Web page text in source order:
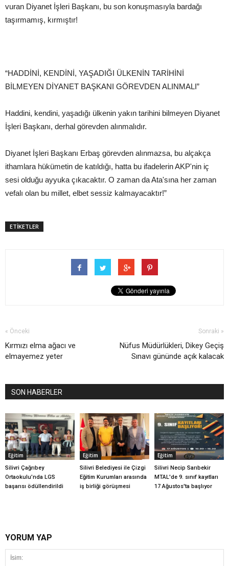
vuran Diyanet İşleri Başkanı, bu son konuşmasıyla bardağı
taşırmamış, kırmıştır!
“HADDİNİ, KENDİNİ, YAŞADIĞI ÜLKENİN TARİHİNİ
BİLMEYEN DİYANET BAŞKANI GÖREVDEN ALINMALI”
Haddini, kendini, yaşadığı ülkenin yakın tarihini bilmeyen Diyanet
İşleri Başkanı, derhal görevden alınmalıdır.
Diyanet İşleri Başkanı Erbaş görevden alınmazsa, bu alçakça
ithamlara hükümetin de katıldığı, hatta bu ifadelerin AKP'nin iç
sesi olduğu ayyuka çıkacaktır. O zaman da Ata'sına her zaman
vefalı olan bu millet, elbet sessiz kalmayacaktır!”
ETİKETLER
« Önceki
Kırmızı elma ağacı ve
elmayemez yeter
Sonraki »
Nüfus Müdürlükleri, Dikey Geçiş
Sınavı gününde açık kalacak
SON HABERLER
Eğitim
Silivri Çağrıbey
Ortaokulu’nda LGS
başarısı ödüllendirildi
Eğitim
Silivri Belediyesi ile Çizgi
Eğitim Kurumları arasında
iş birliği görüşmesi
Eğitim
Silivri Necip Sarıbekir
MTAL'de 9. sınıf kayıtları
17 Ağustos'ta başlıyor
YORUM YAP